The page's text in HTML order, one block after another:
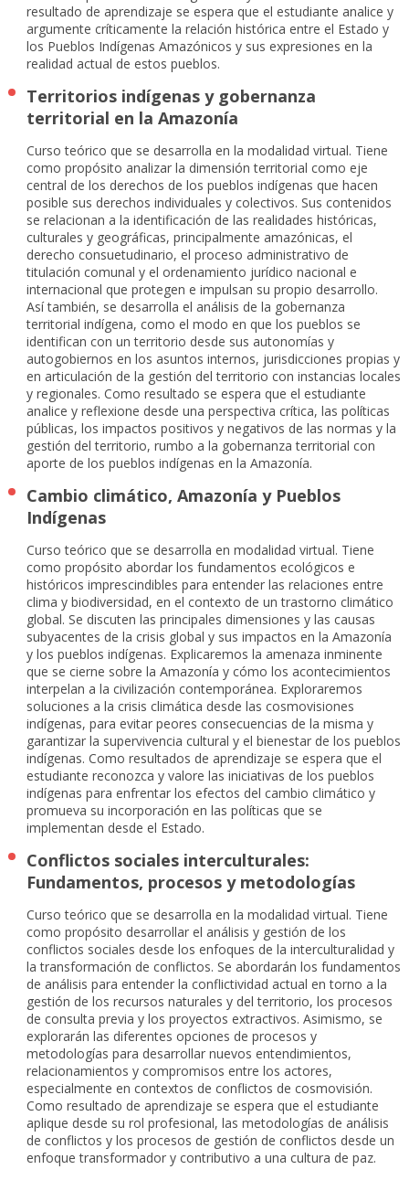
resultado de aprendizaje se espera que el estudiante analice y
argumente críticamente la relación histórica entre el Estado y
los Pueblos Indígenas Amazónicos y sus expresiones en la
realidad actual de estos pueblos.
Territorios indígenas y gobernanza
territorial en la Amazonía
Curso teórico que se desarrolla en la modalidad virtual. Tiene
como propósito analizar la dimensión territorial como eje
central de los derechos de los pueblos indígenas que hacen
posible sus derechos individuales y colectivos. Sus contenidos
se relacionan a la identificación de las realidades históricas,
culturales y geográficas, principalmente amazónicas, el
derecho consuetudinario, el proceso administrativo de
titulación comunal y el ordenamiento jurídico nacional e
internacional que protegen e impulsan su propio desarrollo.
Así también, se desarrolla el análisis de la gobernanza
territorial indígena, como el modo en que los pueblos se
identifican con un territorio desde sus autonomías y
autogobiernos en los asuntos internos, jurisdicciones propias y
en articulación de la gestión del territorio con instancias locales
y regionales. Como resultado se espera que el estudiante
analice y reflexione desde una perspectiva crítica, las políticas
públicas, los impactos positivos y negativos de las normas y la
gestión del territorio, rumbo a la gobernanza territorial con
aporte de los pueblos indígenas en la Amazonía.
Cambio climático, Amazonía y Pueblos
Indígenas
Curso teórico que se desarrolla en modalidad virtual. Tiene
como propósito abordar los fundamentos ecológicos e
históricos imprescindibles para entender las relaciones entre
clima y biodiversidad, en el contexto de un trastorno climático
global. Se discuten las principales dimensiones y las causas
subyacentes de la crisis global y sus impactos en la Amazonía
y los pueblos indígenas. Explicaremos la amenaza inminente
que se cierne sobre la Amazonía y cómo los acontecimientos
interpelan a la civilización contemporánea. Exploraremos
soluciones a la crisis climática desde las cosmovisiones
indígenas, para evitar peores consecuencias de la misma y
garantizar la supervivencia cultural y el bienestar de los pueblos
indígenas. Como resultados de aprendizaje se espera que el
estudiante reconozca y valore las iniciativas de los pueblos
indígenas para enfrentar los efectos del cambio climático y
promueva su incorporación en las políticas que se
implementan desde el Estado.
Conflictos sociales interculturales:
Fundamentos, procesos y metodologías
Curso teórico que se desarrolla en la modalidad virtual. Tiene
como propósito desarrollar el análisis y gestión de los
conflictos sociales desde los enfoques de la interculturalidad y
la transformación de conflictos. Se abordarán los fundamentos
de análisis para entender la conflictividad actual en torno a la
gestión de los recursos naturales y del territorio, los procesos
de consulta previa y los proyectos extractivos. Asimismo, se
explorarán las diferentes opciones de procesos y
metodologías para desarrollar nuevos entendimientos,
relacionamientos y compromisos entre los actores,
especialmente en contextos de conflictos de cosmovisión.
Como resultado de aprendizaje se espera que el estudiante
aplique desde su rol profesional, las metodologías de análisis
de conflictos y los procesos de gestión de conflictos desde un
enfoque transformador y contributivo a una cultura de paz.